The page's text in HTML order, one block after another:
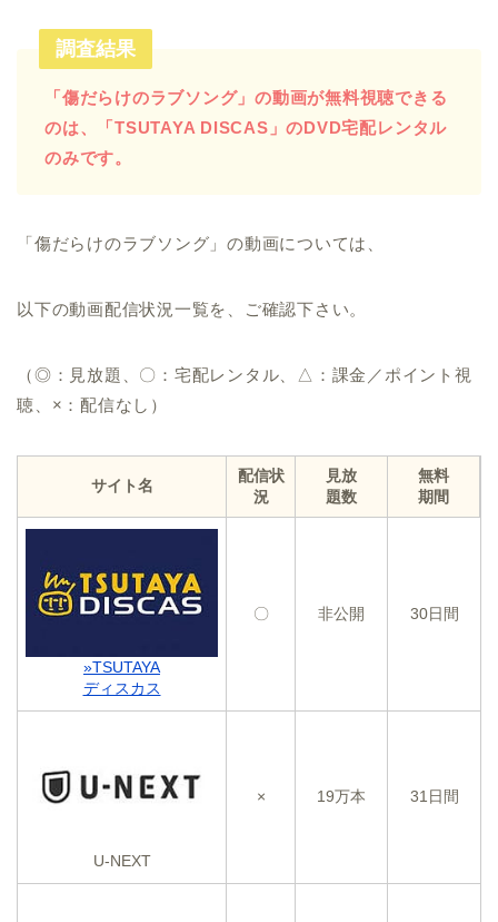
調査結果
「傷だらけのラブソング」の動画が無料視聴できる
のは、「TSUTAYA DISCAS」のDVD宅配レンタル
のみです。
「傷だらけのラブソング」の動画については、
以下の動画配信状況一覧を、ご確認下さい。
（◎：見放題、〇：宅配レンタル、△：課金／ポイント視
聴、×：配信なし）
サイト名
配信状
況
見放
題数
無料
期間
»TSUTAYA
ディスカス
〇 非公開 30日間
U-NEXT
× 19万本 31日間